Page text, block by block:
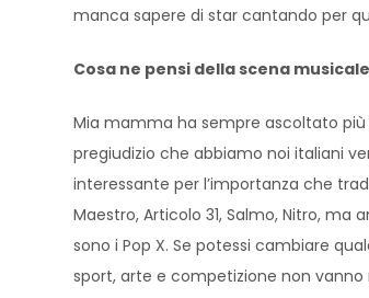
manca sapere di star cantando per
Cosa ne pensi della scena
Mia mamma ha sempre ascoltato più
pregiudizio che abbiamo noi italiani
interessante per l’importanza che
Maestro, Articolo 31, Salmo, Nitro,
sono i Pop X. Se potessi cambiare
sport, arte e competizione non